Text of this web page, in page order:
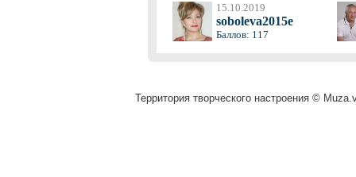
15.10.2019
soboleva2015e
Баллов: 117
Территория творческого настроения ©